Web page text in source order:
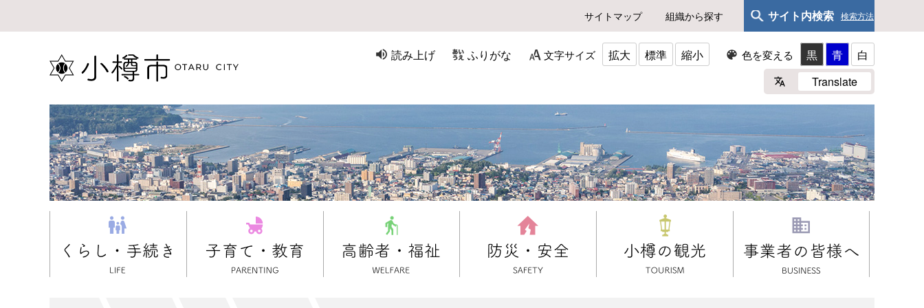
サイトマップ 組織から探す サイト内検索 検索方法
読み上げ ふりがな 文字サイズ 拡大 標準 縮小 色を変える 黒 青
白
Translate